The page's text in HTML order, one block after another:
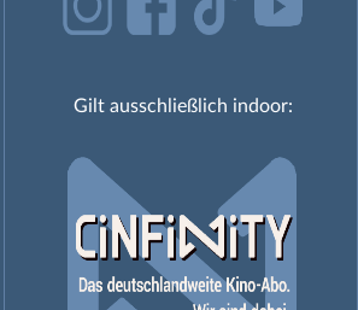
Gilt ausschließlich indoor: